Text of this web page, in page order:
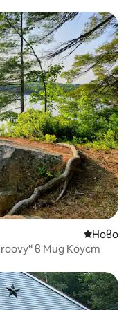
Ново
Ново
в Мид Коуст